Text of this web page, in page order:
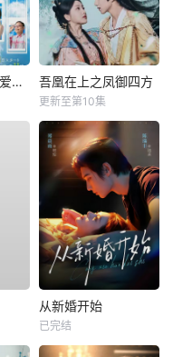
夏色之云掀起恋爱与风暴 吾凰在上之凤御四方
更新至第10集
从新婚开始
已完结